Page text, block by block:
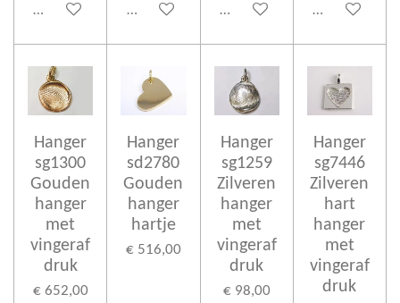
In winkelwagenIn winkelwagenIn winkelwagenIn
Hanger
sg1300
Gouden
hanger
met
vingeraf
druk
€ 652,00
Hanger
sd2780
Gouden
hanger
hartje
€ 516,00
Hanger
sg1259
Zilveren
hanger
met
vingeraf
druk
€ 98,00
Hanger
sg7446
Zilveren
hart
hanger
met
vingeraf
druk